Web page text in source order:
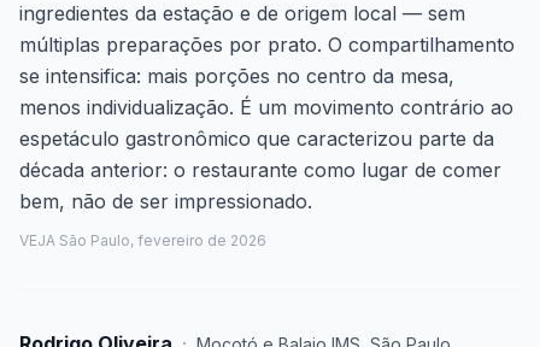
ingredientes da estação e de origem local — sem
múltiplas preparações por prato. O compartilhamento
se intensifica: mais porções no centro da mesa,
menos individualização. É um movimento contrário ao
espetáculo gastronômico que caracterizou parte da
década anterior: o restaurante como lugar de comer
bem, não de ser impressionado.
VEJA São Paulo, fevereiro de 2026